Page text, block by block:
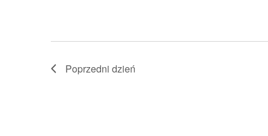
Poprzedni dzień